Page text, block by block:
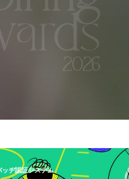
ヂ認証システム